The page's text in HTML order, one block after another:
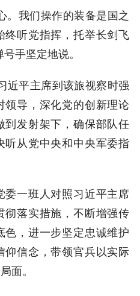
我们操作的装备是国之
终听党指挥，托举长剑飞
手坚定地说。
平主席到该旅视察时强
领导，深化党的创新理论
到发射架下，确保部队任
听从党中央和中央军委指
一班人对照习近平主席
彻落实措施，不断增强传
色，进一步坚定忠诚维护
仰信念，带领官兵以实际
面。